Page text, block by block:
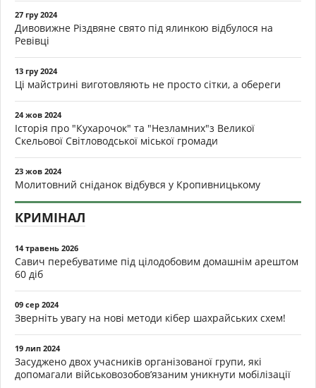
27 гру 2024
Дивовижне Різдвяне свято під ялинкою відбулося на
Ревівці
13 гру 2024
Ці майстрині виготовляють не просто сітки, а обереги
24 жов 2024
Історія про "Кухарочок" та "Незламних"з Великої
Скельової Світловодської міської громади
23 жов 2024
Молитовний сніданок відбувся у Кропивницькому
КРИМІНАЛ
14 травень 2026
Савич перебуватиме під цілодобовим домашнім арештом
60 діб
09 сер 2024
Зверніть увагу на нові методи кібер шахрайських схем!
19 лип 2024
Засуджено двох учасників організованої групи, які
допомагали військовозобов’язаним уникнути мобілізації